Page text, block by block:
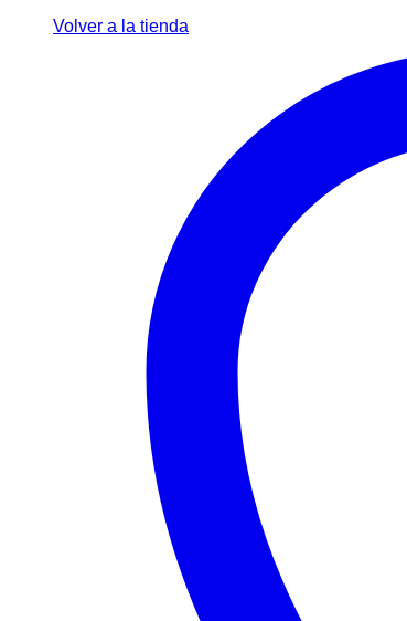
Volver a la tienda